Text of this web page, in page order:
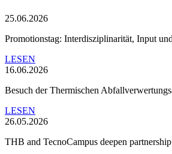
25.06.2026
Promotionstag: Interdisziplinarität, Input
LESEN
16.06.2026
Besuch der Thermischen
LESEN
26.05.2026
THB and TecnoCampus deepen partnership